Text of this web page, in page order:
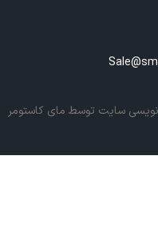
نویسی سایت توسط مای کاستومر